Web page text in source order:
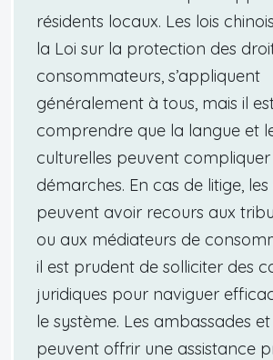
résidents locaux. Les lois
la Loi sur la protection des
consommateurs, s’appliquent
généralement à tous, mais il
comprendre que la langue et
culturelles peuvent compliquer
démarches. En cas de litige,
peuvent avoir recours aux
ou aux médiateurs de
il est prudent de solliciter des
juridiques pour naviguer
le système. Les ambassades
peuvent offrir une assistance